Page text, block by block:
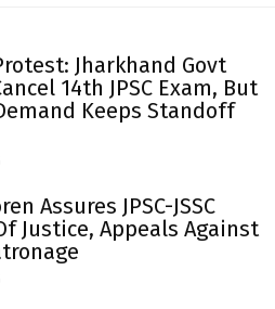
Protest: Jharkhand Govt
14th JPSC Exam, But
Keeps Standoff
Assures JPSC-JSSC
Justice, Appeals Against